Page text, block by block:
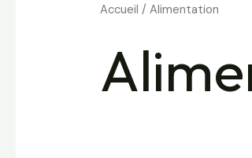
Accueil / Alimentation